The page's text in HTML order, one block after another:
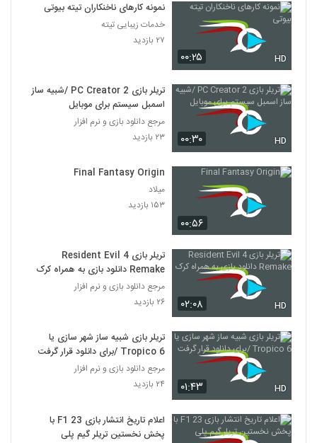
۰۰:۲۵ HD
نمونه کارهای ناخنکاران تیته بیوتی
خدمات زیبایی تیته
۲۷ بازدید
۰۰:۳۰ HD
تریلر بازی PC Creator 2 /شبیه ساز
اسمبل سیستم برای موبایل
مرجع دانلود بازی و نرم افزار
۲۳ بازدید
۰۰:۵۶
Final Fantasy Origin
میلاد
۱۵۳ بازدید
۰۲:۰۸ HD
تریلر بازی Resident Evil 4
Remake دانلود بازی به همراه کرک
مرجع دانلود بازی و نرم افزار
۲۶ بازدید
۰۱:۴۳ HD
تریلر بازی شبیه ساز شهر سازی یا
Tropico 6 /برای دانلود قرار گرفت
مرجع دانلود بازی و نرم افزار
۲۴ بازدید
اعلام تاریخ انتشار بازی F1 23 با
پخش نخستین تریلر گیم پلی